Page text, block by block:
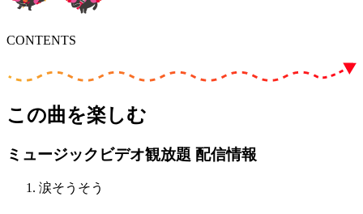
CONTENTS
この曲を楽しむ
ミュージックビデオ観放題 配信情報
涙そうそう